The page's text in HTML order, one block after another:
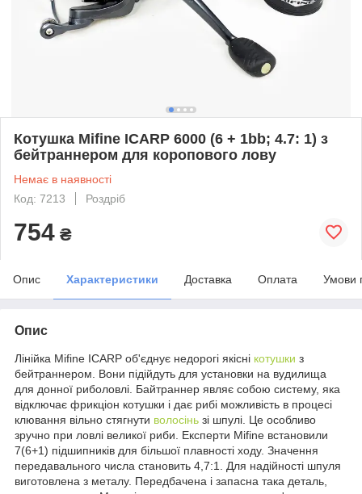
Котушка Mifine ICARP 6000 (6 + 1bb; 4.7: 1) з
бейтраннером для коропового лову
Немає в наявності
Код: 7213
Роздріб
754 ₴
Опис Характеристики Доставка Оплата Умови
Опис
Лінійка Mifine ICARP об'єднує недорогі якісні котушки з
бейтраннером. Вони підійдуть для установки на вудилища
для донної риболовлі. Байтраннер являє собою систему, яка
відключає фрикціон котушки і дає рибі можливість в процесі
клювання вільно стягнути волосінь зі шпулі. Це особливо
зручно при ловлі великої риби. Експерти Mifine встановили
7(6+1) підшипників для більшої плавності ходу. Значення
передавального числа становить 4,7:1. Для надійності шпуля
виготовлена з металу. Передбачена і запасна така деталь,